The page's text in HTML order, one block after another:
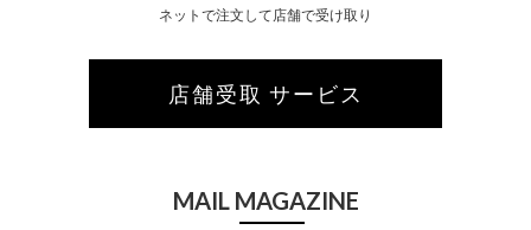
ネットで注文して店舗で受け取り
店舗受取 サービス
MAIL MAGAZINE